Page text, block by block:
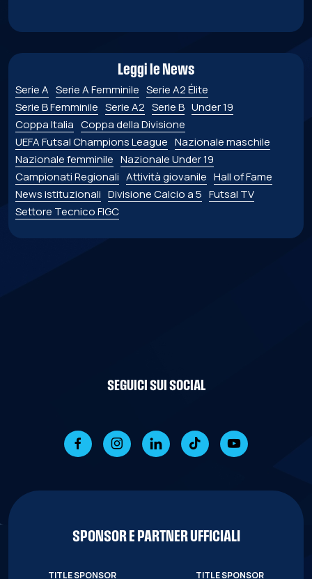
Leggi le News
Serie A Serie A Femminile Serie A2 Élite
Serie B Femminile Serie A2 Serie B Under 19
Coppa Italia Coppa della Divisione
UEFA Futsal Champions League Nazionale maschile
Nazionale femminile Nazionale Under 19
Campionati Regionali Attività giovanile Hall of Fame
News istituzionali Divisione Calcio a 5 Futsal TV
Settore Tecnico FIGC
SEGUICI SUI SOCIAL
SPONSOR E PARTNER UFFICIALI
TITLE SPONSOR TITLE SPONSOR